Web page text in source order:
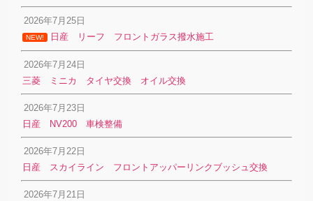
2026年7月25日
NEW! 日産 リーフ フロントガラス撥水施工
2026年7月24日
三菱 ミニカ タイヤ交換 オイル交換
2026年7月23日
日産 NV200 車検整備
2026年7月22日
日産 スカイライン フロントアッパーリンクブッシュ交換
2026年7月21日